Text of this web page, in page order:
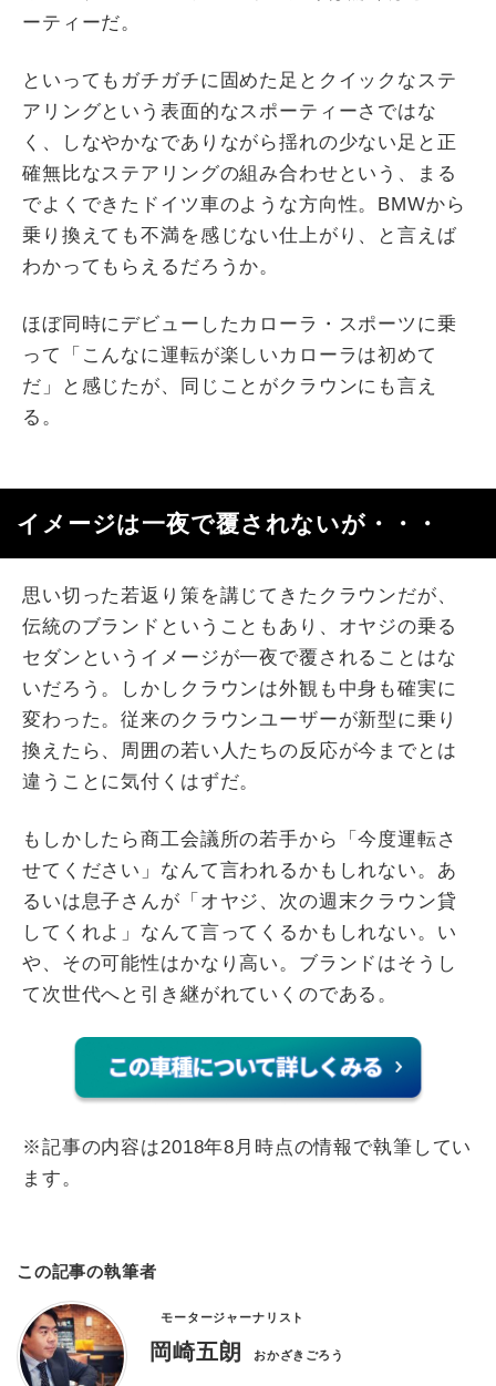
ーティーだ。
といってもガチガチに固めた足とクイックなステ
アリングという表面的なスポーティーさではな
く、しなやかなでありながら揺れの少ない足と正
確無比なステアリングの組み合わせという、まる
でよくできたドイツ車のような方向性。BMWから
乗り換えても不満を感じない仕上がり、と言えば
わかってもらえるだろうか。
ほぼ同時にデビューしたカローラ・スポーツに乗
って「こんなに運転が楽しいカローラは初めて
だ」と感じたが、同じことがクラウンにも言え
る。
イメージは一夜で覆されないが・・・
思い切った若返り策を講じてきたクラウンだが、
伝統のブランドということもあり、オヤジの乗る
セダンというイメージが一夜で覆されることはな
いだろう。しかしクラウンは外観も中身も確実に
変わった。従来のクラウンユーザーが新型に乗り
換えたら、周囲の若い人たちの反応が今までとは
違うことに気付くはずだ。
もしかしたら商工会議所の若手から「今度運転さ
せてください」なんて言われるかもしれない。あ
るいは息子さんが「オヤジ、次の週末クラウン貸
してくれよ」なんて言ってくるかもしれない。い
や、その可能性はかなり高い。ブランドはそうし
て次世代へと引き継がれていくのである。
※記事の内容は2018年8月時点の情報で執筆してい
ます。
この記事の執筆者
モータージャーナリスト
岡崎五朗 おかざきごろう